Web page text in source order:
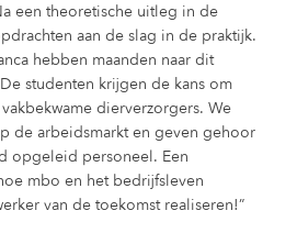
een theoretische uitleg in de
aan de slag in de praktijk.
hebben maanden naar dit
studenten krijgen de kans om
dierverzorgers. We
de arbeidsmarkt en geven gehoor
opgeleid personeel. Een
mbo en het bedrijfsleven
van de toekomst realiseren!”